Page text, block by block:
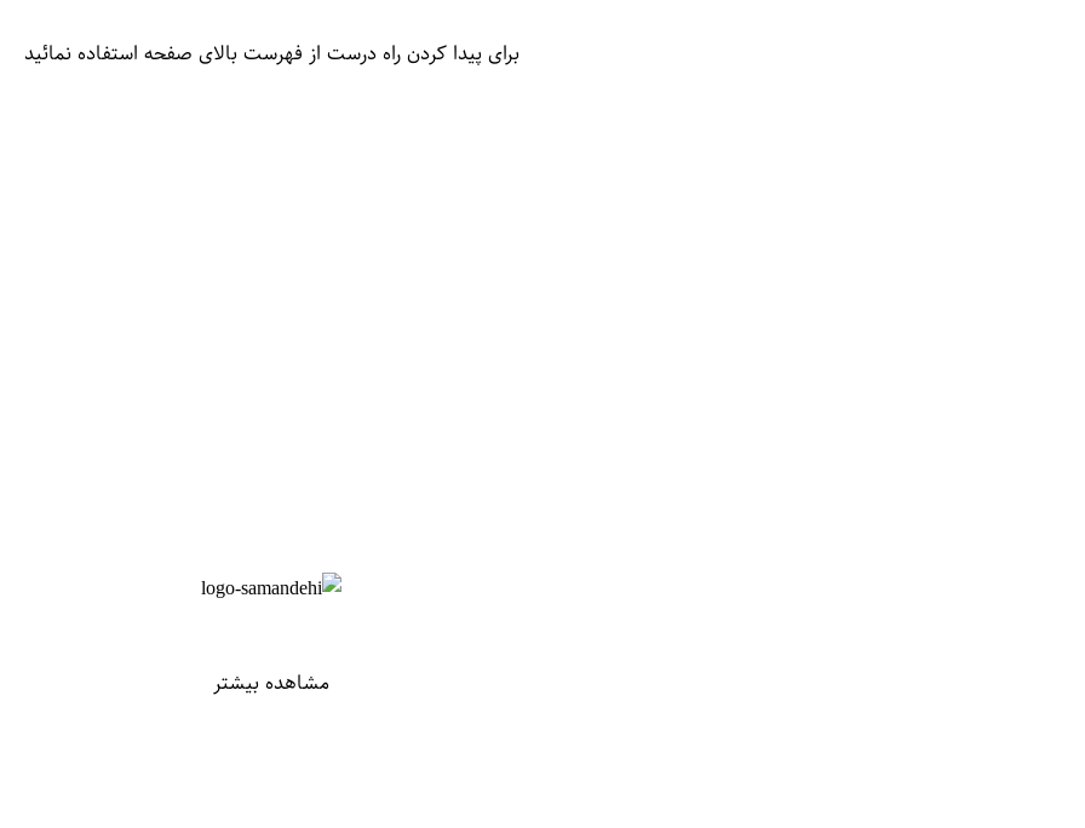
برای پیدا کردن راه درست از فهرست بالای صفحه استفاده نمائید
مشاهده بیشتر